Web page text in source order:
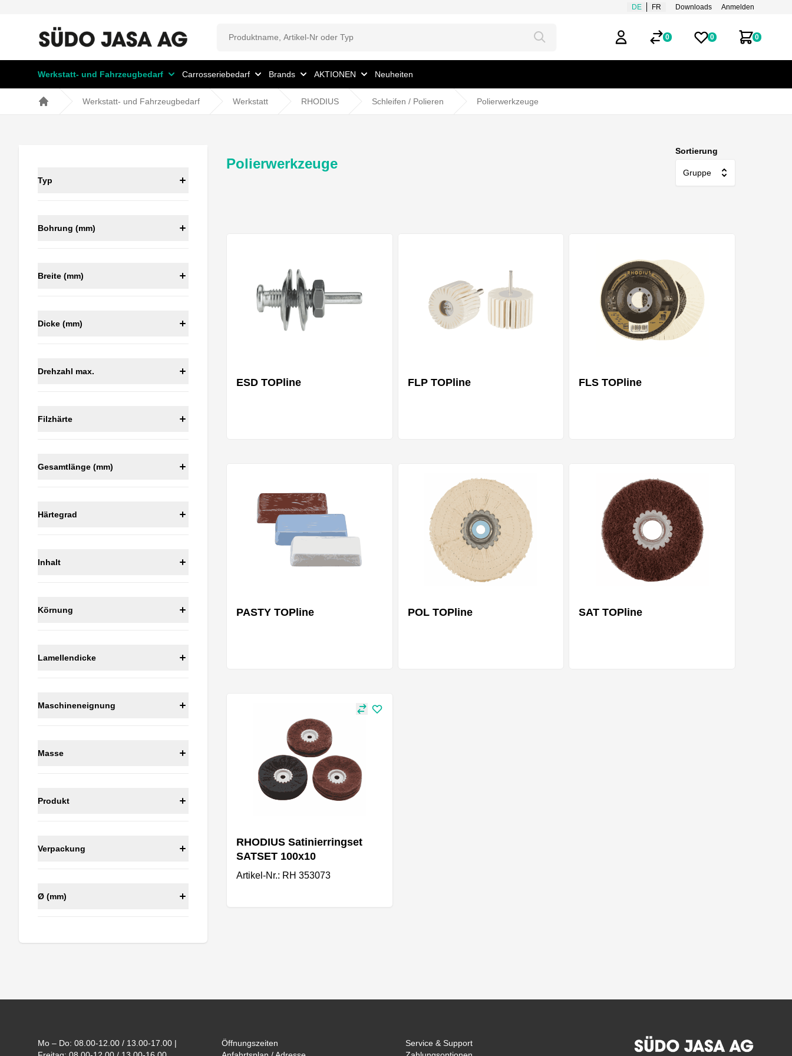
DE FR Downloads Anmelden
Mein Benutzerkonto
0 0
Merklisten
0
Zum
Werkstatt- und Fahrzeugbedarf Carrosseriebedarf Brands AKTIONEN Neuheiten
Werkstatt- und Fahrzeugbedarf Werkstatt RHODIUS Schleifen / Polieren Polierwerkzeuge
Typ
Bohrung (mm)
Breite (mm)
Dicke (mm)
Drehzahl max.
Filzhärte
Gesamtlänge (mm)
Härtegrad
Inhalt
Körnung
Lamellendicke
Maschineneignung
Masse
Produkt
Verpackung
Ø (mm)
Polierwerkzeuge
Sortierung
Gruppe
ESD TOPline FLP TOPline FLS TOPline
PASTY TOPline POL TOPline SAT TOPline
RHODIUS Satinierringset
SATSET 100x10
Artikel-Nr.: RH 353073
Mo – Do: 08.00-12.00 / 13.00-17.00 |
Öffnungszeiten
Service & Support